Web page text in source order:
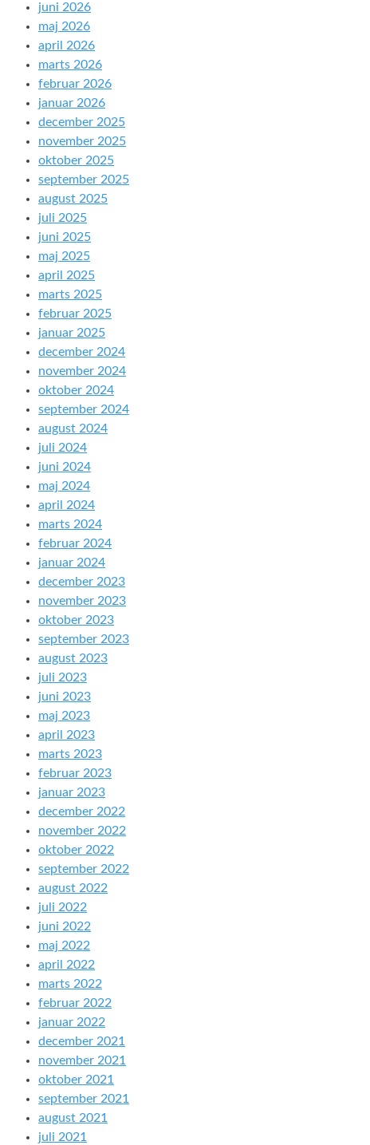
juni 2026
maj 2026
april 2026
marts 2026
februar 2026
januar 2026
december 2025
november 2025
oktober 2025
september 2025
august 2025
juli 2025
juni 2025
maj 2025
april 2025
marts 2025
februar 2025
januar 2025
december 2024
november 2024
oktober 2024
september 2024
august 2024
juli 2024
juni 2024
maj 2024
april 2024
marts 2024
februar 2024
januar 2024
december 2023
november 2023
oktober 2023
september 2023
august 2023
juli 2023
juni 2023
maj 2023
april 2023
marts 2023
februar 2023
januar 2023
december 2022
november 2022
oktober 2022
september 2022
august 2022
juli 2022
juni 2022
maj 2022
april 2022
marts 2022
februar 2022
januar 2022
december 2021
november 2021
oktober 2021
september 2021
august 2021
juli 2021